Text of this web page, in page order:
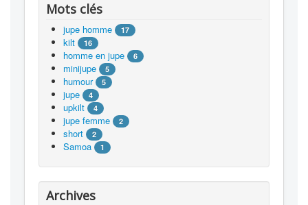
Mots clés
jupe homme 17
kilt 16
homme en jupe 6
minijupe 5
humour 5
jupe 4
upkilt 4
jupe femme 2
short 2
Samoa 1
Archives